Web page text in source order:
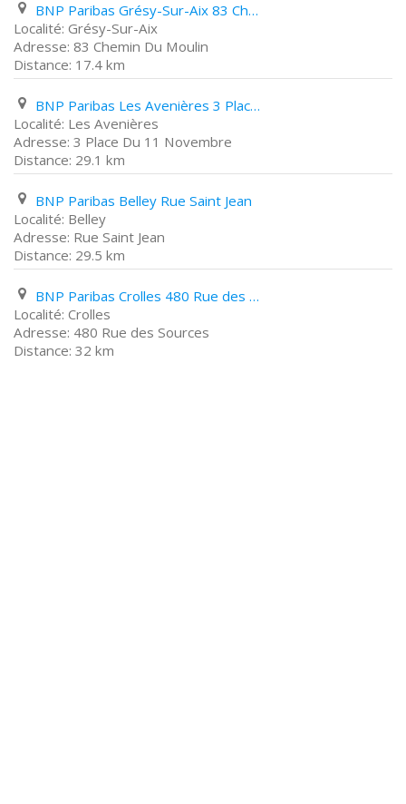
BNP Paribas Grésy-Sur-Aix 83 Chemin Du Moulin
Grésy-Sur-Aix
83 Chemin Du Moulin
17.4 km
BNP Paribas Les Avenières 3 Place Du 11 Novembre
Les Avenières
3 Place Du 11 Novembre
29.1 km
BNP Paribas Belley Rue Saint Jean
Belley
Rue Saint Jean
29.5 km
BNP Paribas Crolles 480 Rue des Sources
Crolles
480 Rue des Sources
32 km